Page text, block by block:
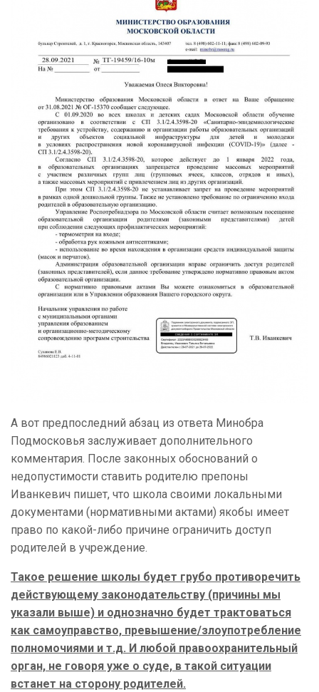
А вот предпоследний абзац из ответа Минобра
Подмосковья заслуживает дополнительного
комментария. После законных обоснований о
недопустимости ставить родителю препоны
Иванкевич пишет, что школа своими локальными
документами (нормативными актами) якобы имеет
право по какой-либо причине ограничить доступ
родителей в учреждение.
Такое решение школы будет грубо противоречить
действующему законодательству (причины мы
указали выше) и однозначно будет трактоваться
как самоуправство, превышение/злоупотребление
полномочиями и т.д. И любой правоохранительный
орган, не говоря уже о суде, в такой ситуации
встанет на сторону родителей.